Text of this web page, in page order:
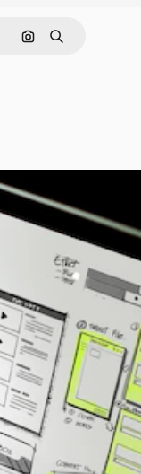
Nach Bild suchen
Suchen